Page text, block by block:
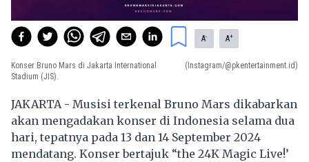
A- A+
Konser Bruno Mars di Jakarta International
Stadium (JIS).
(Instagram/@pkentertainment.id)
JAKARTA - Musisi terkenal Bruno Mars dikabarkan
akan mengadakan konser di Indonesia selama dua
hari, tepatnya pada 13 dan 14 September 2024
mendatang. Konser bertajuk “the 24K Magic Live!’